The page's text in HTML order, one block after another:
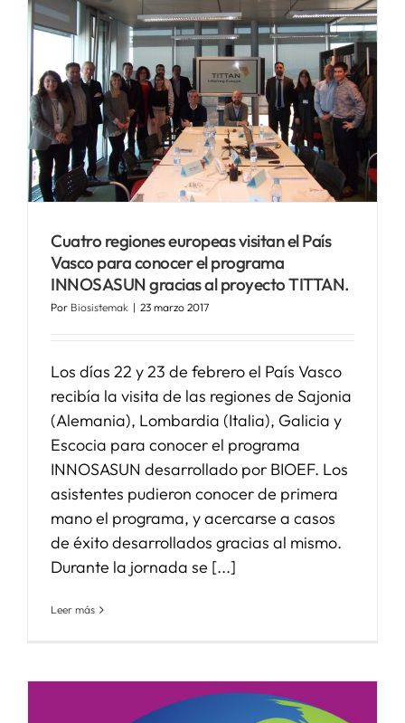
Cuatro regiones europeas visitan el País
Vasco para conocer el programa
INNOSASUN gracias al proyecto TITTAN.
Por Biosistemak | 23 marzo 2017
Los días 22 y 23 de febrero el País Vasco
recibía la visita de las regiones de Sajonia
(Alemania), Lombardia (Italia), Galicia y
Escocia para conocer el programa
INNOSASUN desarrollado por BIOEF. Los
asistentes pudieron conocer de primera
mano el programa, y acercarse a casos
de éxito desarrollados gracias al mismo.
Durante la jornada se [...]
Leer más